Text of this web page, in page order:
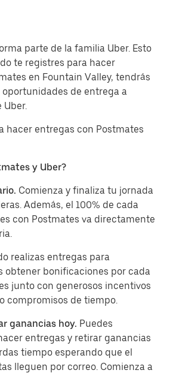
parte de la familia Uber. Esto
te registres para hacer
en Fountain Valley, tendrás
oportunidades de entrega a
Uber.
hacer entregas con Postmates
y Uber?
Comienza y finaliza tu jornada
Además, el 100% de cada
con Postmates va directamente
realizas entregas para
obtener bonificaciones por cada
junto con generosos incentivos
compromisos de tiempo.
ganancias hoy. Puedes
entregas y retirar ganancias
tiempo esperando que el
lleguen por correo. Comienza a